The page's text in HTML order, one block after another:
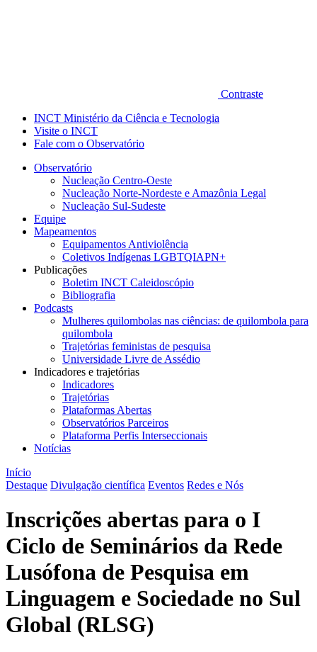
Contraste
INCT Ministério da Ciência e Tecnologia
Visite o INCT
Fale com o Observatório
Observatório
Nucleação Centro-Oeste
Nucleação Norte-Nordeste e Amazônia Legal
Nucleação Sul-Sudeste
Equipe
Mapeamentos
Equipamentos Antiviolência
Coletivos Indígenas LGBTQIAPN+
Publicações
Boletim INCT Caleidoscópio
Bibliografia
Podcasts
Mulheres quilombolas nas ciências: de quilombola para
quilombola
Trajetórias feministas de pesquisa
Universidade Livre de Assédio
Indicadores e trajetórias
Indicadores
Trajetórias
Plataformas Abertas
Observatórios Parceiros
Plataforma Perfis Interseccionais
Notícias
Início
Destaque Divulgação científica Eventos Redes e Nós
Inscrições abertas para o I
Ciclo de Seminários da Rede
Lusófona de Pesquisa em
Linguagem e Sociedade no Sul
Global (RLSG)